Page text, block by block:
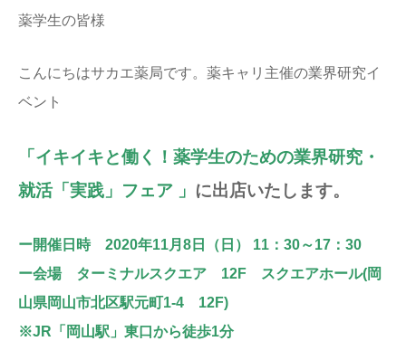
薬学生の皆様
こんにちはサカエ薬局です。薬キャリ主催の業界研究イ
ベント
「イキイキと働く！薬学生のための業界研究・
就活「実践」フェア 」 に出店いたします。
ー開催日時 2020年11月8日（日） 11：30～17：30
ー会場 ターミナルスクエア 12F スクエアホール(岡
山県岡山市北区駅元町1-4 12F)
※JR「岡山駅」東口から徒歩1分